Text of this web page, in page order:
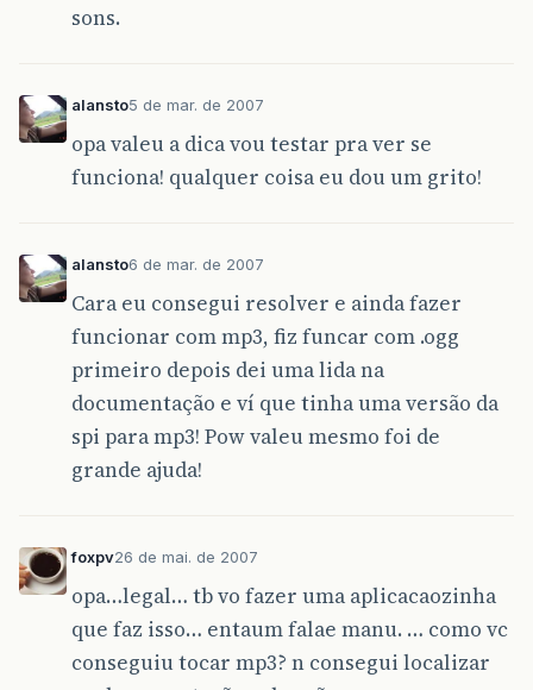
sons.
alansto5 de mar. de 2007
opa valeu a dica vou testar pra ver se
funciona! qualquer coisa eu dou um grito!
alansto6 de mar. de 2007
Cara eu consegui resolver e ainda fazer
funcionar com mp3, fiz funcar com .ogg
primeiro depois dei uma lida na
documentação e ví que tinha uma versão da
spi para mp3! Pow valeu mesmo foi de
grande ajuda!
foxpv26 de mai. de 2007
opa…legal… tb vo fazer uma aplicacaozinha
que faz isso… entaum falae manu. … como vc
conseguiu tocar mp3? n consegui localizar